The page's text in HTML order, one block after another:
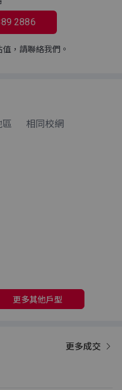
2886
，請聯絡我們。
區 相同校網
更多其他戶型
更多成交